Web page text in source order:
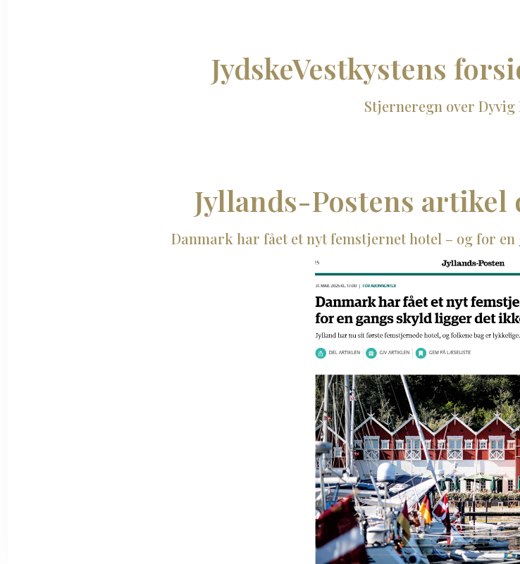
JydskeVestkystens
Stjerneregn over Dyvig
Jyllands-Postens artikel
Danmark har fået et nyt femstjernet hotel – og for